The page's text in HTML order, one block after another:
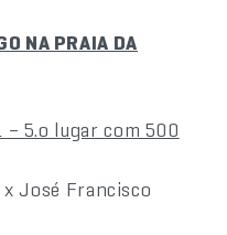
NA PRAIA DA
– 5.o lugar com 500
x José Francisco